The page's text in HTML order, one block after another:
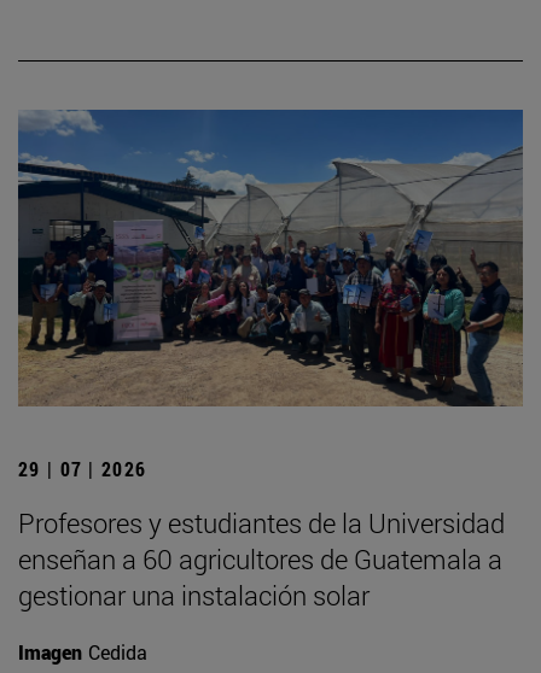
29 | 07 | 2026
Profesores y estudiantes de la Universidad
enseñan a 60 agricultores de Guatemala a
gestionar una instalación solar
Imagen Cedida